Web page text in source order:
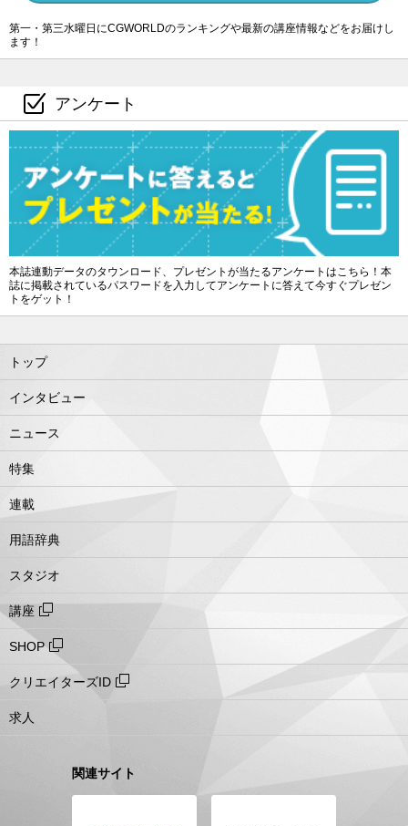
第一・第三水曜日にCGWORLDのランキングや最新の講座情報などをお届けし
ます！
アンケート
本誌連動データのタウンロード、プレゼントが当たるアンケートはこちら！本
誌に掲載されているパスワードを入力してアンケートに答えて今すぐプレゼン
トをゲット！
トップ
インタビュー
ニュース
特集
連載
用語辞典
スタジオ
講座
SHOP
クリエイターズID
求人
関連サイト